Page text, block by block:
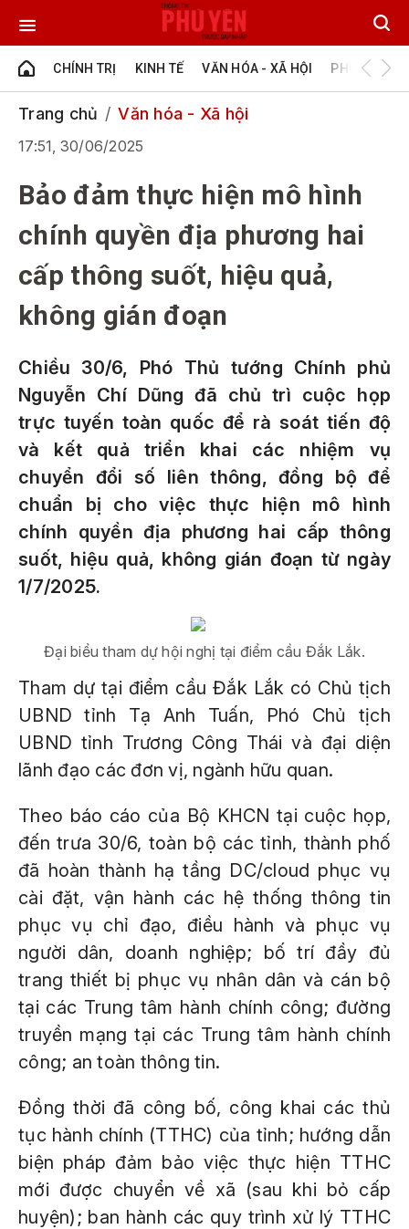
CHÍNH TRỊ KINH TẾ VĂN HÓA - XÃ HỘI PHÚ YÊN -
Trang chủ Văn hóa - Xã hội
17:51, 30/06/2025
Bảo đảm thực hiện mô hình
chính quyền địa phương hai
cấp thông suốt, hiệu quả,
không gián đoạn
Chiều 30/6, Phó Thủ tướng Chính phủ
Nguyễn Chí Dũng đã chủ trì cuộc họp
trực tuyến toàn quốc để rà soát tiến độ
và kết quả triển khai các nhiệm vụ
chuyển đổi số liên thông, đồng bộ để
chuẩn bị cho việc thực hiện mô hình
chính quyền địa phương hai cấp thông
suốt, hiệu quả, không gián đoạn từ ngày
1/7/2025.
Đại biểu tham dự hội nghị tại điểm cầu Đắk Lắk.
Tham dự tại điểm cầu Đắk Lắk có Chủ tịch
UBND tỉnh Tạ Anh Tuấn, Phó Chủ tịch
UBND tỉnh Trương Công Thái và đại diện
lãnh đạo các đơn vị, ngành hữu quan.
Theo báo cáo của Bộ KHCN tại cuộc họp,
đến trưa 30/6, toàn bộ các tỉnh, thành phố
đã hoàn thành hạ tầng DC/cloud phục vụ
cài đặt, vận hành các hệ thống thông tin
phục vụ chỉ đạo, điều hành và phục vụ
người dân, doanh nghiệp; bố trí đầy đủ
trang thiết bị phục vụ nhân dân và cán bộ
tại các Trung tâm hành chính công; đường
truyền mạng tại các Trung tâm hành chính
công; an toàn thông tin.
Đồng thời đã công bố, công khai các thủ
tục hành chính (TTHC) của tỉnh; hướng dẫn
biện pháp đảm bảo việc thực hiện TTHC
mới được chuyển về xã (sau khi bỏ cấp
huyện); ban hành các quy trình xử lý TTHC